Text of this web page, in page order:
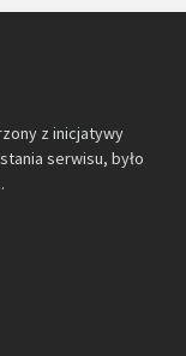
z inicjatywy
serwisu, było